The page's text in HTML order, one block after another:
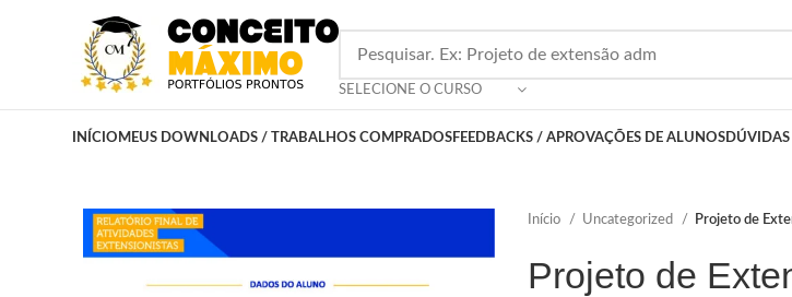
SELECIONE O CURSO
INÍCIO MEUS DOWNLOADS / TRABALHOS COMPRADOSFEEDBACKS / APROVAÇÕES DE ALUNOS
Início Uncategorized Projeto de
Projeto de